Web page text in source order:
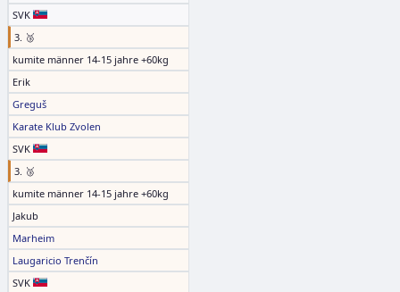
SVK
3. 🥉
kumite männer 14-15 jahre +60kg
Erik
Greguš
Karate Klub Zvolen
SVK
3. 🥉
kumite männer 14-15 jahre +60kg
Jakub
Marheim
Laugaricio Trenčín
SVK